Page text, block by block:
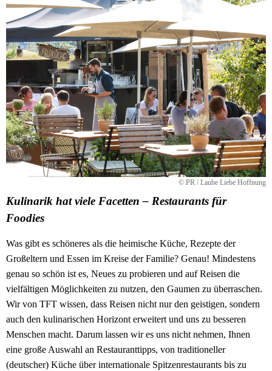
© PR / Laube Liebe Hoffnung
Kulinarik hat viele Facetten – Restaurants für
Foodies
Was gibt es schöneres als die heimische Küche, Rezepte der
Großeltern und Essen im Kreise der Familie? Genau! Mindestens
genau so schön ist es, Neues zu probieren und auf Reisen die
vielfältigen Möglichkeiten zu nutzen, den Gaumen zu überraschen.
Wir von TFT wissen, dass Reisen nicht nur den geistigen, sondern
auch den kulinarischen Horizont erweitert und uns zu besseren
Menschen macht. Darum lassen wir es uns nicht nehmen, Ihnen
eine große Auswahl an Restauranttipps, von traditioneller
(deutscher) Küche über internationale Spitzenrestaurants bis zu